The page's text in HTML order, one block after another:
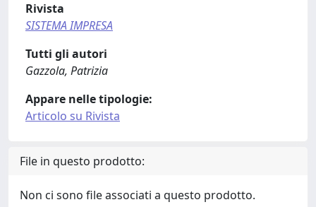
Rivista
SISTEMA IMPRESA
Tutti gli autori
Gazzola, Patrizia
Appare nelle tipologie:
Articolo su Rivista
File in questo prodotto:
Non ci sono file associati a questo prodotto.